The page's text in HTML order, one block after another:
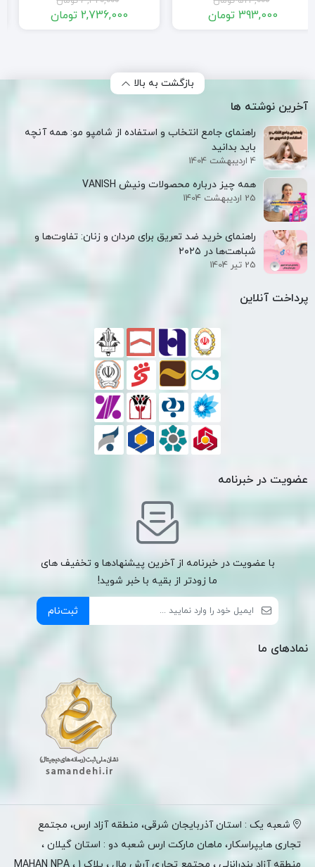
2,736,000 تومان
800,000 تومان
بازگشت به بالا
آخرین نوشته ها
راهنمای جامع انتخاب و استفاده از شامپو مو: همه آنچه
باید بدانید
4 اردیبهشت 1404
همه‌ چیز درباره محصولات ونیش VANISH
25 اردیبهشت 1404
راهنمای خرید ضد تعریق برای مردان و زنان: تفاوت‌ها و
شباهت‌ها در ۲۰۲۵
25 تیر 1404
پرداخت آنلاین
عضویت در خبرنامه
با عضویت در خبرنامه از آخرین پیشنهادها و تخفیف های
ما زودتر از بقیه با خبر شوید!
ثبت‌نام
نمادهای ما
شعبه یک : استان آذربایجان شرقی، منطقه آزاد ارس، مجتمع
تجاری هایپراسکار، ماهان مارکت ارس شعبه دو : استان گیلان ،